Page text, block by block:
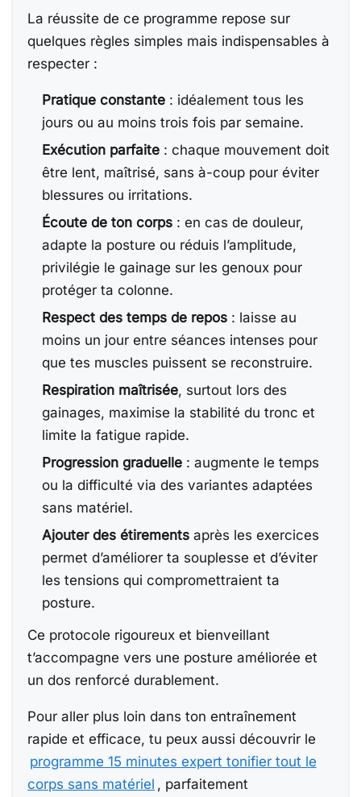
La réussite de ce programme repose sur
quelques règles simples mais indispensables à
respecter :
Pratique constante : idéalement tous les
jours ou au moins trois fois par semaine.
Exécution parfaite : chaque mouvement doit
être lent, maîtrisé, sans à-coup pour éviter
blessures ou irritations.
Écoute de ton corps : en cas de douleur,
adapte la posture ou réduis l’amplitude,
privilégie le gainage sur les genoux pour
protéger ta colonne.
Respect des temps de repos : laisse au
moins un jour entre séances intenses pour
que tes muscles puissent se reconstruire.
Respiration maîtrisée, surtout lors des
gainages, maximise la stabilité du tronc et
limite la fatigue rapide.
Progression graduelle : augmente le temps
ou la difficulté via des variantes adaptées
sans matériel.
Ajouter des étirements après les exercices
permet d’améliorer ta souplesse et d’éviter
les tensions qui compromettraient ta
posture.
Ce protocole rigoureux et bienveillant
t’accompagne vers une posture améliorée et
un dos renforcé durablement.
Pour aller plus loin dans ton entraînement
rapide et efficace, tu peux aussi découvrir le
programme 15 minutes expert tonifier tout le
corps sans matériel , parfaitement